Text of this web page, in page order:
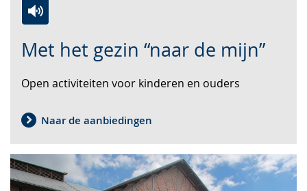
Met het gezin “naar de mijn”
Leichten
wechseln.
Audio-
Video
Deutscher
wird
Open activiteiten voor kinderen en ouders
Naar de aanbiedingen